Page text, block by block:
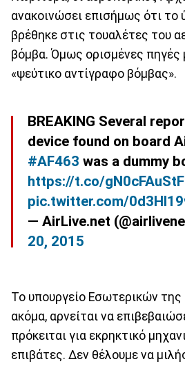
ανακοινώσει επισήμως ότι το
βρέθηκε στις τουαλέτες του
βόμβα. Όμως ορισμένες πηγές
«ψεύτικο αντίγραφο βόμβας».
BREAKING Several
device found on board
#AF463 was a dummy
https://t.co/gN0cFAuStF
pic.twitter.com/
— AirLive.net
20, 2015
Το υπουργείο Εσωτερικών
ακόμα, αρνείται να
πρόκειται για εκρηκτικό
επιβάτες. Δεν θέλουμε να